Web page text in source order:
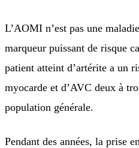
L’AOMI n’est pas une
marqueur puissant de risque
patient atteint d’artérite a un
myocarde et d’AVC deux à
population générale.
Pendant des années, la prise